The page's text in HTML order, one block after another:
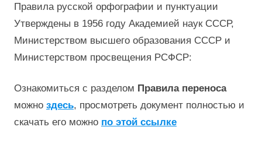
Правила русской орфографии и пунктуации
Утверждены в 1956 году Академией наук СССР,
Министерством высшего образования СССР и
Министерством просвещения РСФСР:
Ознакомиться с разделом Правила переноса
можно здесь, просмотреть документ полностью и
скачать его можно по этой ссылке